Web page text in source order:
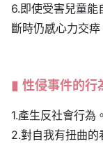
6.即使受害兒童
斷時仍感心力交瘁
性侵事件的行
1.產生反社會行為。
2.對自我有扭曲的